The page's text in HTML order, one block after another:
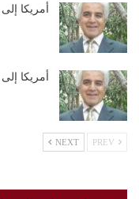
أمريكا
أمريكا
NEXT